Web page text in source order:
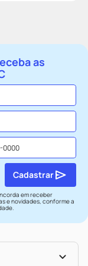
as
em receber
e novidades, conforme a
.
Cadastrar